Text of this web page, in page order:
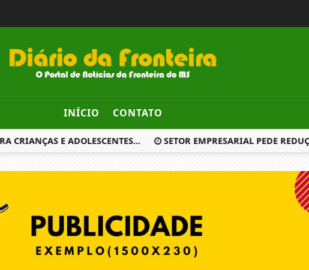
INÍCIO CONTATO
E ADOLESCENTES... SETOR EMPRESARIAL PEDE